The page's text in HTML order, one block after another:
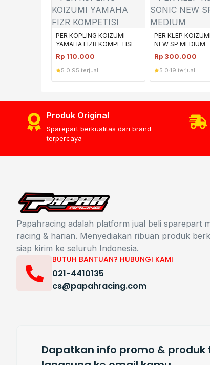
PER KOPLING KOIZUMI
YAMAHA FIZR KOMPETISI
Rp 110.000
5.0 95 terjual
PER KLEP
NEW SP MEDIUM
Rp 300.000
5.0 19 terjual
Produk Original
Sparepart berkualitas dari brand
terpercaya
Papahracing adalah platform jual beli sparepart
racing & harian. Menyediakan ribuan produk
siap kirim ke seluruh Indonesia.
BUTUH BANTUAN? HUBUNGI KAMI
021-4410135
cs@papahracing.com
Dapatkan info promo &